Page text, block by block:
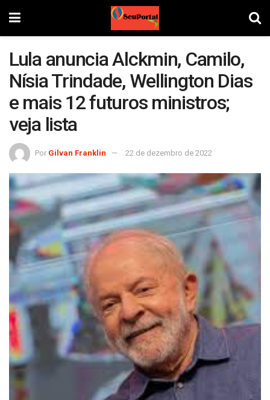
Lula anuncia Alckmin, Camilo,
Nísia Trindade, Wellington Dias
e mais 12 futuros ministros;
veja lista
Por Gilvan Franklin 22 de dezembro de 2022